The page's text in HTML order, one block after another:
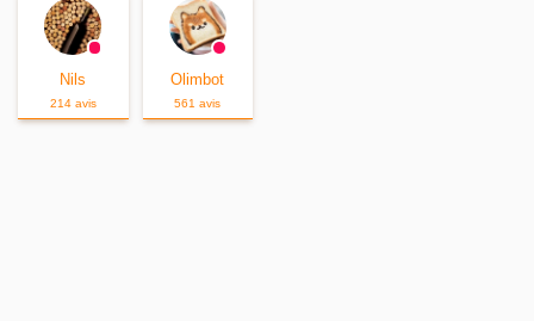
Nils
214 avis
Olimbot
561 avis